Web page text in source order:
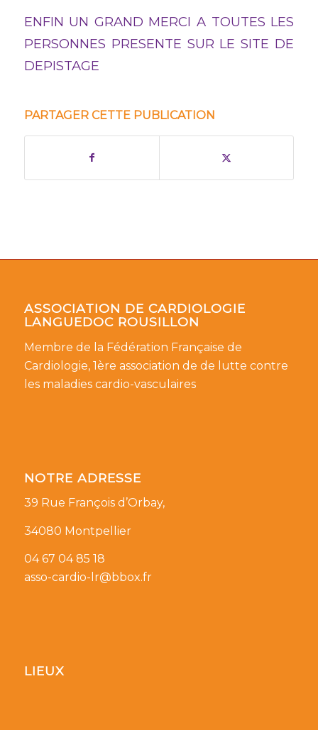
ENFIN UN GRAND MERCI A TOUTES LES
PERSONNES PRESENTE SUR LE SITE DE
DEPISTAGE
PARTAGER CETTE PUBLICATION
ASSOCIATION DE CARDIOLOGIE
LANGUEDOC ROUSILLON
Membre de la Fédération Française de
Cardiologie, 1ère association de de lutte contre
les maladies cardio-vasculaires
NOTRE ADRESSE
39 Rue François d’Orbay,
34080 Montpellier
04 67 04 85 18
asso-cardio-lr@bbox.fr
LIEUX